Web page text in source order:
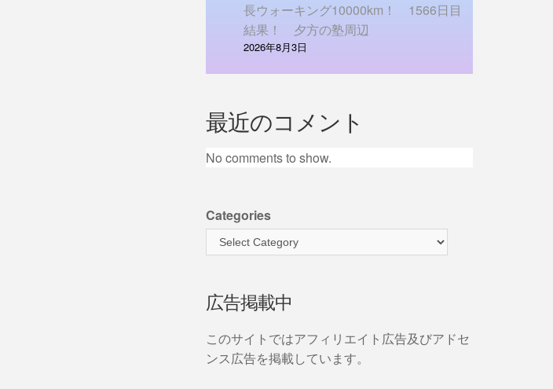
長ウォーキング10000km！ 1566日目
結果！ 夕方の塾周辺
2026年8月3日
最近のコメント
No comments to show.
Categories
広告掲載中
このサイトではアフィリエイト広告及びアドセ
ンス広告を掲載しています。